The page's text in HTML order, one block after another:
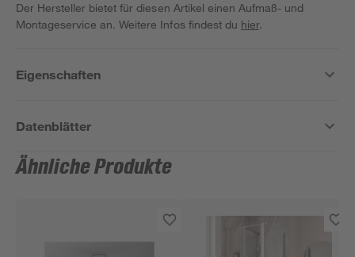
Der Hersteller bietet für diesen Artikel einen Aufmaß- und
Montageservice an. Weitere Infos findest du hier.
Eigenschaften
Datenblätter
Ähnliche Produkte